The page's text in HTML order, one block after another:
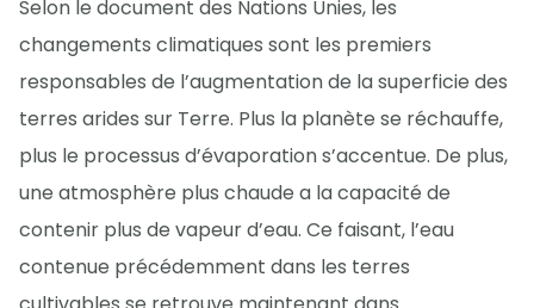
Selon le document des Nations Unies, les
changements climatiques sont les premiers
responsables de l’augmentation de la superficie des
terres arides sur Terre. Plus la planète se réchauffe,
plus le processus d’évaporation s’accentue. De plus,
une atmosphère plus chaude a la capacité de
contenir plus de vapeur d’eau. Ce faisant, l’eau
contenue précédemment dans les terres